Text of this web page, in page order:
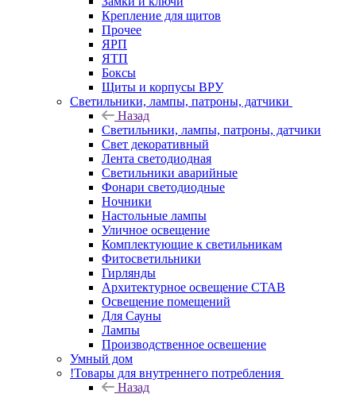
Крепление для щитов
Прочее
ЯРП
ЯТП
Боксы
Щиты и корпусы ВРУ
Светильники, лампы, патроны, датчики
Назад
Светильники, лампы, патроны, датчики
Свет декоративный
Лента светодиодная
Светильники аварийные
Фонари светодиодные
Ночники
Настольные лампы
Уличное освещение
Комплектующие к светильникам
Фитосветильники
Гирлянды
Архитектурное освещение СТАВ
Освещение помещений
Для Сауны
Лампы
Производственное освешение
Умный дом
!Товары для внутреннего потребления
Назад